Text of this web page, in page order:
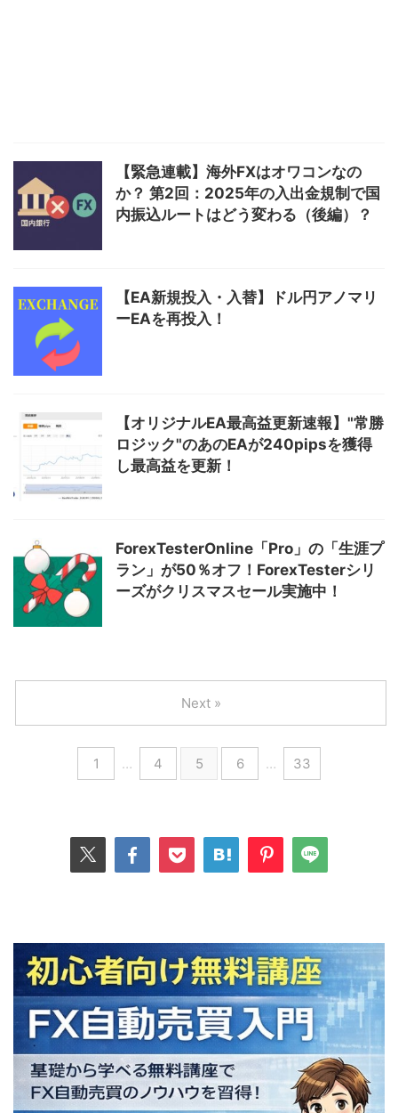
【緊急連載】海外FXはオワコンなの
か？ 第2回：2025年の入出金規制で国
内振込ルートはどう変わる（後編）？
【EA新規投入・入替】ドル円アノマリ
ーEAを再投入！
【オリジナルEA最高益更新速報】"常勝
ロジック"のあのEAが240pipsを獲得
し最高益を更新！
ForexTesterOnline「Pro」の「生涯プ
ラン」が50％オフ！ForexTesterシリ
ーズがクリスマスセール実施中！
1 … 4 5 6 … 33
Next »